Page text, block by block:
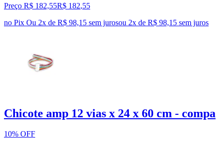
Preço R$ 182,55R$ 182,55
no Pix Ou 2x de R$ 98,15 sem jurosou 2x de R$ 98,15 sem juros
Chicote amp 12 vias x 24 x 60 cm - compa
10% OFF